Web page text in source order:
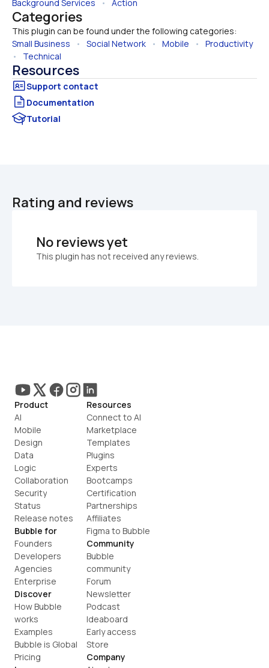
Background Services • Action
Categories
This plugin can be found under the following categories:
Small Business • Social Network • Mobile • Productivity
• Technical
Resources
Documentation
Tutorial
Rating and reviews
No reviews yet
This plugin has not received any reviews.
Product
AI
Mobile
Design
Data
Logic
Collaboration
Security
Status
Release notes
Bubble for
Founders
Developers
Agencies
Enterprise
Discover
How Bubble
works
Examples
Bubble is Global
Pricing
Resources
Connect to AI
Marketplace
Templates
Plugins
Experts
Bootcamps
Certification
Partnerships
Affiliates
Figma to Bubble
Community
Bubble
community
Forum
Newsletter
Podcast
Ideaboard
Early access
Store
Company